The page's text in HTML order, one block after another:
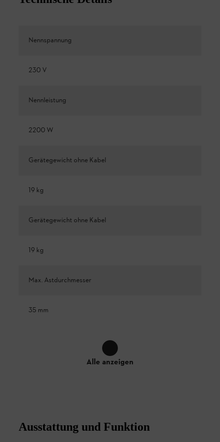
Nennspannung
230 V
Nennleistung
2200 W
Gerätegewicht ohne Kabel
19 kg
Gerätegewicht ohne Kabel
19 kg
Max. Astdurchmesser
35 mm
Alle anzeigen
Ausstattung und Funktion